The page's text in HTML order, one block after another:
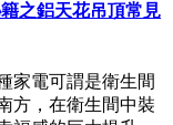
之鋁天花吊頂常見
家電可謂是衛生間
方，在衛生間中裝